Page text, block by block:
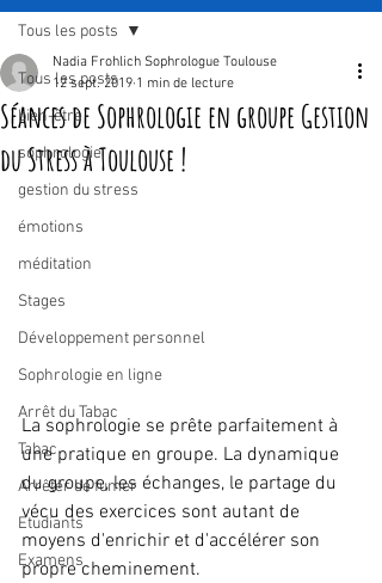
Tous les posts
bien-être
sophrologie
gestion du stress
émotions
méditation
Stages
Développement personnel
Sophrologie en ligne
Arrêt du Tabac
Tabac
Arrêter de fumer
Etudiants
Examens
Tous les posts
Séances de Sophrologie en groupe Gestion
du Stress à Toulouse !
Nadia Frohlich Sophrologue Toulouse
12 sept. 2019 1 min de lecture
La sophrologie se prête parfaitement à
une pratique en groupe. La dynamique
du groupe, les échanges, le partage du
vécu des exercices sont autant de
moyens d'enrichir et d'accélérer son
propre cheminement.